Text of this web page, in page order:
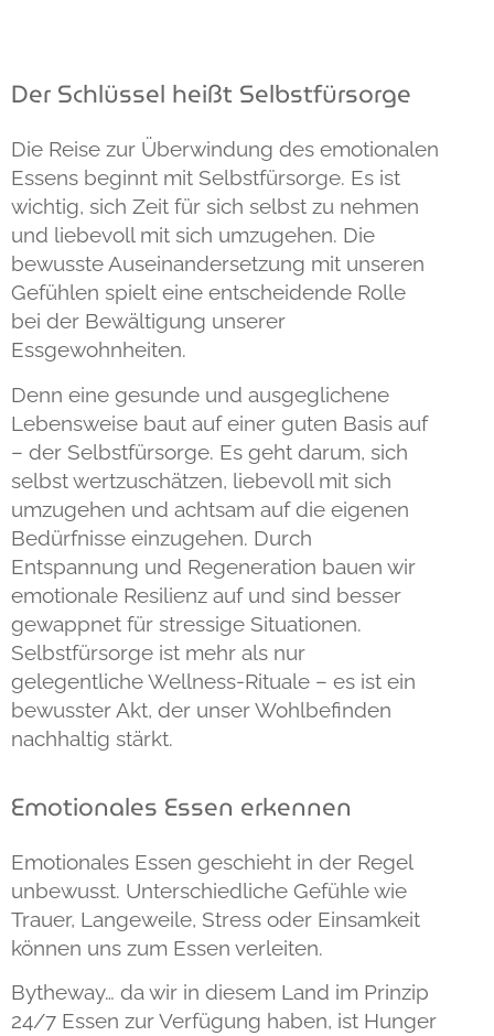
Der Schlüssel heißt Selbstfürsorge
Die Reise zur Überwindung des emotionalen
Essens beginnt mit Selbstfürsorge. Es ist
wichtig, sich Zeit für sich selbst zu nehmen
und liebevoll mit sich umzugehen. Die
bewusste Auseinandersetzung mit unseren
Gefühlen spielt eine entscheidende Rolle
bei der Bewältigung unserer
Essgewohnheiten.
Denn eine gesunde und ausgeglichene
Lebensweise baut auf einer guten Basis auf
– der Selbstfürsorge. Es geht darum, sich
selbst wertzuschätzen, liebevoll mit sich
umzugehen und achtsam auf die eigenen
Bedürfnisse einzugehen. Durch
Entspannung und Regeneration bauen wir
emotionale Resilienz auf und sind besser
gewappnet für stressige Situationen.
Selbstfürsorge ist mehr als nur
gelegentliche Wellness-Rituale – es ist ein
bewusster Akt, der unser Wohlbefinden
nachhaltig stärkt.
Emotionales Essen erkennen
Emotionales Essen geschieht in der Regel
unbewusst. Unterschiedliche Gefühle wie
Trauer, Langeweile, Stress oder Einsamkeit
können uns zum Essen verleiten.
Bytheway… da wir in diesem Land im Prinzip
24/7 Essen zur Verfügung haben, ist Hunger